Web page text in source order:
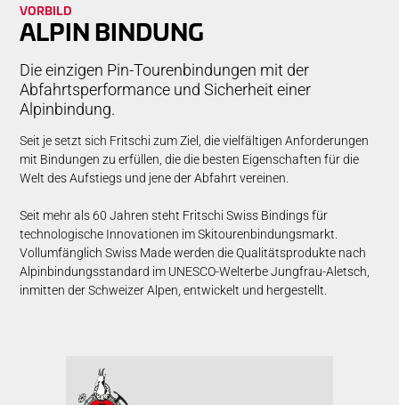
VORBILD
ALPIN BINDUNG
Die einzigen Pin-Tourenbindungen mit der
Abfahrtsperformance und Sicherheit einer
Alpinbindung.
Seit je setzt sich Fritschi zum Ziel, die vielfältigen Anforderungen
mit Bindungen zu erfüllen, die die besten Eigenschaften für die
Welt des Aufstiegs und jene der Abfahrt vereinen.
Seit mehr als 60 Jahren steht Fritschi Swiss Bindings für
technologische Innovationen im Skitourenbindungsmarkt.
Vollumfänglich Swiss Made werden die Qualitätsprodukte nach
Alpinbindungsstandard im UNESCO-Welterbe Jungfrau-Aletsch,
inmitten der Schweizer Alpen, entwickelt und hergestellt.